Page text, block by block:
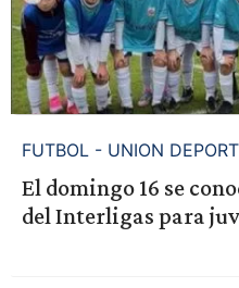
FUTBOL - UNION
El domingo 16 se
del Interligas para